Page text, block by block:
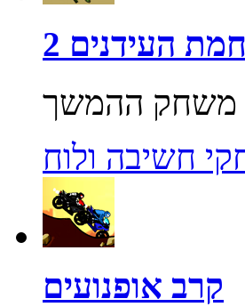
העידנים 2
חשיבה ולוח
קרב אופנועים